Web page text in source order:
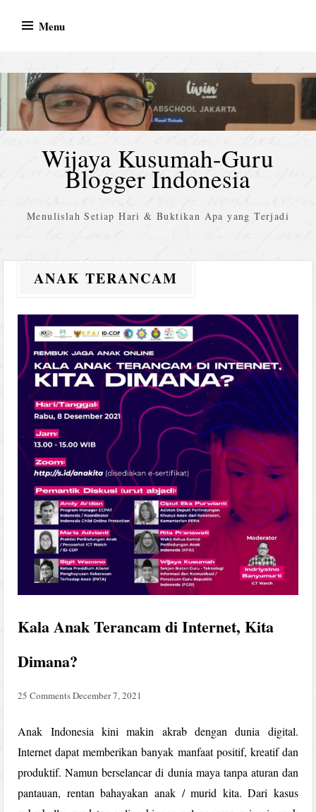
Menu
Wijaya Kusumah-Guru
Blogger Indonesia
Menulislah Setiap Hari & Buktikan Apa yang Terjadi
ANAK TERANCAM
Kala Anak Terancam di Internet, Kita
Dimana?
25 CommentsDecember 7, 2021
Anak Indonesia kini makin akrab dengan dunia digital.
Internet dapat memberikan banyak manfaat positif, kreatif dan
produktif. Namun berselancar di dunia maya tanpa aturan dan
pantauan, rentan bahayakan anak / murid kita. Dari kasus